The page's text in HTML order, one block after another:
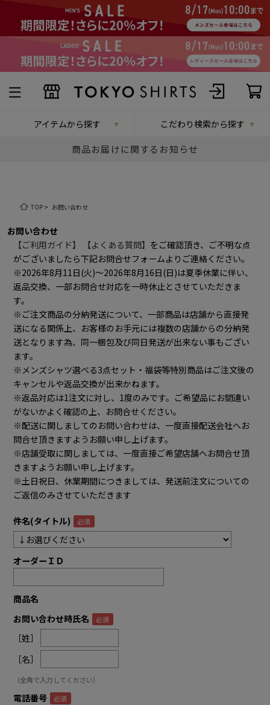
アイテムから探す こだわり検索から探す
商品お届けに関するお知らせ
TOP> お問い合わせ
お問い合わせ
【ご利用ガイド】
【よくある質問】 をご確認頂き、ご不明な点
がございましたら下記お問合せフォームよりご連絡ください。
※2026年8月11日(火)～2026年8月16日(日)は夏季休業に伴い、
返品交換、一部お問合せ対応を一時休止とさせていただきま
す。
※ご注文商品の分納発送について、一部商品は店舗から直接発
送になる関係上、お客様のお手元には複数の店舗からの分納発
送となります為、同一梱包及び同日発送が出来ない事もござい
ます。
※メンズシャツ選べる3点セット・福袋等特別商品はご注文後の
キャンセルや返品交換が出来かねます。
※返品対応は1注文に対し、1度のみです。ご希望品にお間違い
がないかよく確認の上、お問合せください。
※配送に関しましてのお問い合わせは、一度直接配送会社へお
問合せ頂きますようお願い申し上げます。
※店舗受取に関しましては、一度直接ご希望店舗へお問合せ頂
きますようお願い申し上げます。
※土日祝日、休業期間につきましては、発送前注文についての
ご返信のみさせていただきます
件名(タイトル)
オーダーＩＤ
商品名
お問い合わせ時氏名
［姓］
［名］
（全角で入力してください）
電話番号